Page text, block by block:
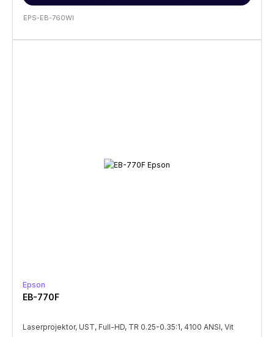
EPS-EB-760WI
Epson
EB-770F
Laserprojektor, UST, Full-HD, TR 0.25-0.35:1, 4100 ANSI, Vit